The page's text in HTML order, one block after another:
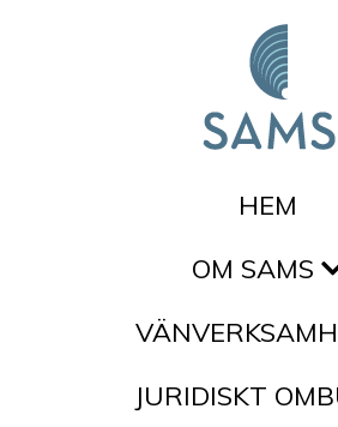
HEM
OM SAMS
JURIDISKT